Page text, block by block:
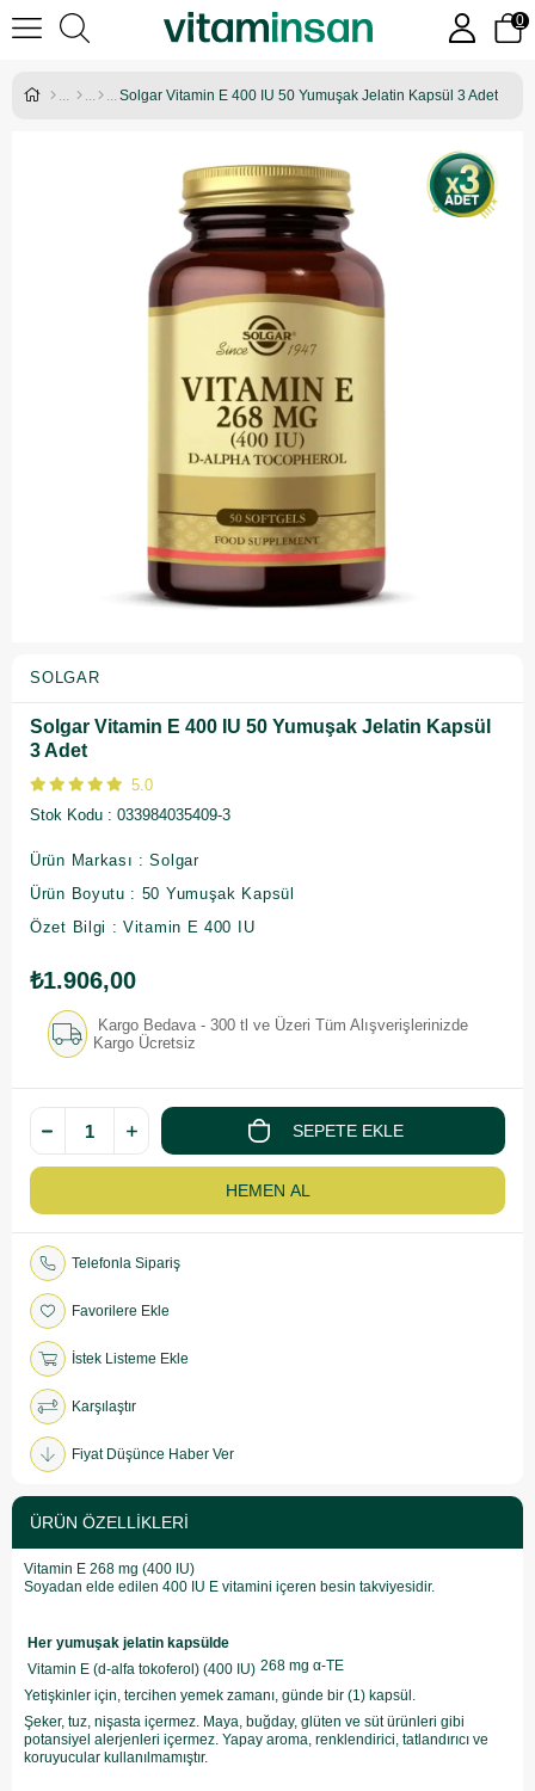
0
Solgar Vitamin E 400 IU 50 Yumuşak Jelatin Kapsül 3 Adet
SOLGAR
Solgar Vitamin E 400 IU 50 Yumuşak Jelatin Kapsül
3 Adet
5.0
Stok Kodu
033984035409-3
Ürün Markası : Solgar
Ürün Boyutu : 50 Yumuşak Kapsül
Özet Bilgi : Vitamin E 400 IU
₺1.906,00
Kargo Bedava - 300 tl ve Üzeri Tüm Alışverişlerinizde
Kargo Ücretsiz
Telefonla Sipariş
Favorilere Ekle
İstek Listeme Ekle
Karşılaştır
Fiyat Düşünce Haber Ver
ÜRÜN ÖZELLIKLERI
Vitamin E 268 mg (400 IU)
Soyadan elde edilen 400 IU E vitamini içeren besin takviyesidir.
Her yumuşak jelatin kapsülde
Vitamin E (d-alfa tokoferol) (400 IU) 268 mg α-TE
Yetişkinler için, tercihen yemek zamanı, günde bir (1) kapsül.
Şeker, tuz, nişasta içermez. Maya, buğday, glüten ve süt ürünleri gibi
potansiyel alerjenleri içermez. Yapay aroma, renklendirici, tatlandırıcı ve
koruyucular kullanılmamıştır.